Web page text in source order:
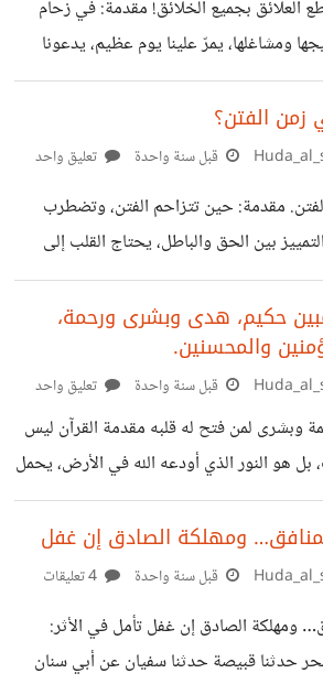
بعض الناس سببًا في اختبار صبرك، وصدقك،
يكون البشر اختبارًا لبعضهم، قد تتساءل
العلائق بجميع الخلائق! مقدمة: في زحام
ومشاغلها، يمرّ علينا يوم عظيم، يدعونا
صدق، لنُعيد توجيه قلوبنا نحو الله
الله يغفر الذنوب في يوم عرفة. عتق من النار: يكثر الله في هذا
عليه وسلم: "خير الدعاء دعاء يوم عرفة". الصيام في هذا اليوم
يوم عرفة،
الفتن؟
قبل سنة واحدة تعليق واحد
مقدمة: حين تتزاحم الفتن، وتضطرب
بين الحق والباطل، يحتاج القلب إلى
مُثبّتات، تمسك به عند الزلزلة، وتعيده إلى جادّة الإيمان. وقد
ستة من أعظم هذه المثبّتات، نستعرضها
معًا: ١. القرآن الكريم قال تعالى: {كَذَٰلِكَ لِنُثَبِّتَ بِهِۦ فُؤَادَكَ}
32] القرآن ليس فقط كتاب هداية، بل دواء للقلب
المضطرب، يُنزل على النفس السكينة، ويربط على الفؤاد. فيه
قصص السابقين، ووعد الصادقين، وإنذار الغافلين. من أراد الثبات،
حكيم، هدى وبشرى ورحمة،
والمحسنين.
قبل سنة واحدة تعليق واحد
القرآن: هدى ورحمة وبشرى لمن فتح له قلبه مقدمة القرآن ليس
بل هو النور الذي أودعه الله في الأرض، يحمل
لمن أراد الهداية. وقد وصفه الله في
بأوصاف تعكس عظمته ومقصده وأثره
كتاب لا ريب فيه في افتتاح سورة البقرة، يخبرنا
بِٱلۡغَیۡبِ وَیُقِیمُونَ ٱلصَّلَوٰةَ وَمِمَّا رَزَقۡنَـٰهُمۡ یُنفِقُونَ (٣) } [سُورَةُ البَقَرَةِ:
ومهلكة الصادق إن غفل
قبل سنة واحدة
المدح سُلّم المنافق… ومهلكة الصادق إن غفل تأمل في الأثر:
حدثنا قبيصة حدثنا سفيان عن أبي سنان